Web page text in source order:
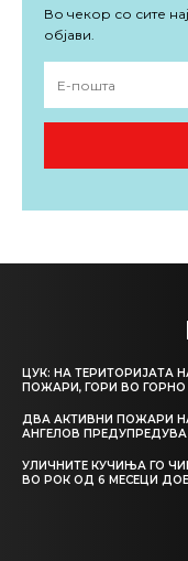
Во чекор со сите
објави.
ЦУК: НА ТЕРИТОРИЈАТА
ПОЖАРИ, ГОРИ ВО
ДВА АКТИВНИ ПОЖАРИ
АНГЕЛОВ
УЛИЧНИТЕ КУЧИЊА ГО
ВО РОК ОД 6 МЕСЕЦИ